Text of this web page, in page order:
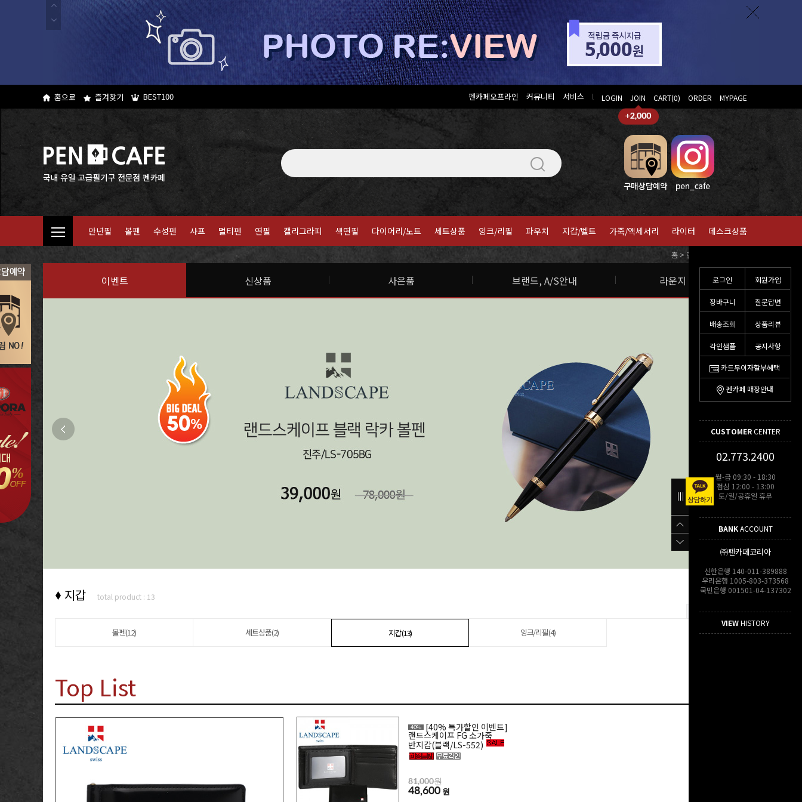
로그인 회원가입
장바구니 질문답변
배송조회 상품리뷰
각인샘플 공지사항
카드무이자할부혜택
펜카페 매장안내
CUSTOMERCENTER
02.773.2400
월-금 09:30 - 18:30
점심 12:00 - 13:00
토/일/공휴일 휴무
BANKACCOUNT
㈜펜카페코리아
신한은행 140-011-389888
우리은행 1005-803-373568
국민은행 001501-04-137302
VIEWHISTORY
홈으로 즐겨찾기 BEST100 펜카페오프라인 커뮤니티 서비스 l LOGIN JOIN CART(0) ORDER MYPAGE
만년필 볼펜 수성펜 샤프 멀티펜 연필 캘리그라피 색연필 다이어리/노트 세트상품 잉크/리필 파우치 지갑/벨트 가죽/액세서리 라이터 데스크상품
홈 > 랜드스케이프
이벤트 신상품 사은품 브랜드, A/S안내 라운지 스토리
지갑 total product : 13
볼펜(12) 세트상품(2) 지갑(13) 잉크/리필(4)
Top List
40% [40% 특가할인 이벤트]
랜드스케이프 FG 소가죽
반지갑(블랙/LS-552)
81,000원
48,600 원